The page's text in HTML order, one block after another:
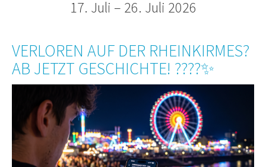
17. Juli – 26. Juli 2026
VERLOREN AUF DER RHEINKIRMES?
AB JETZT GESCHICHTE! ????✨